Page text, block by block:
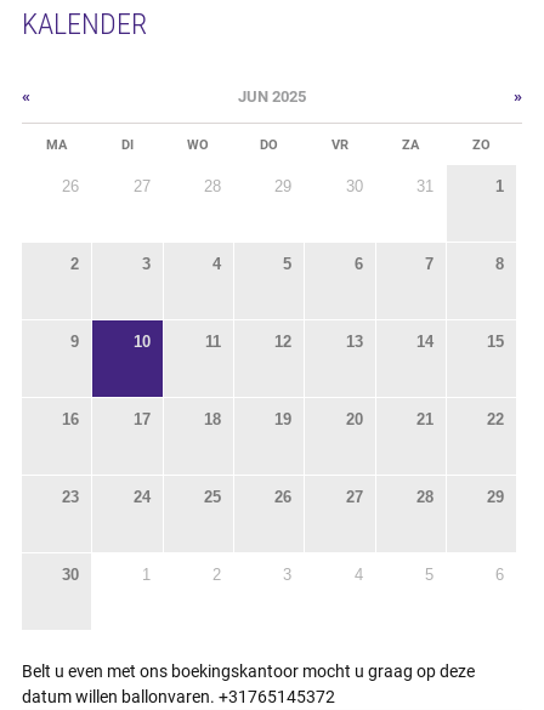
KALENDER
« JUN 2025 »
MA DI WO DO VR ZA ZO
26 27 28 29 30 31 1
2 3 4 5 6 7 8
9 10 11 12 13 14 15
16 17 18 19 20 21 22
23 24 25 26 27 28 29
30 1 2 3 4 5 6
Belt u even met ons boekingskantoor mocht u graag op deze
datum willen ballonvaren. +31765145372